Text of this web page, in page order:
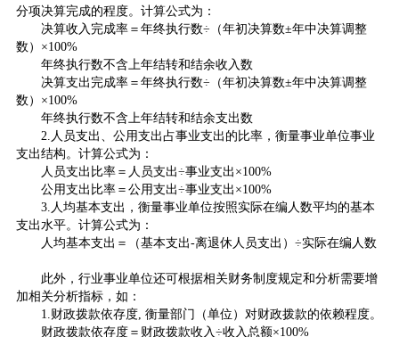
分项决算完成的程度。计算公式为：
决算收入完成率＝年终执行数÷（年初决算数±年中决算调整
数）×100%
年终执行数不含上年结转和结余收入数
决算支出完成率＝年终执行数÷（年初决算数±年中决算调整
数）×100%
年终执行数不含上年结转和结余支出数
2.人员支出、公用支出占事业支出的比率，衡量事业单位事业
支出结构。计算公式为：
人员支出比率＝人员支出÷事业支出×100%
公用支出比率＝公用支出÷事业支出×100%
3.人均基本支出，衡量事业单位按照实际在编人数平均的基本
支出水平。计算公式为：
人均基本支出＝（基本支出-离退休人员支出）÷实际在编人数
此外，行业事业单位还可根据相关财务制度规定和分析需要增
加相关分析指标，如：
1.财政拨款依存度, 衡量部门（单位）对财政拨款的依赖程度。
财政拨款依存度＝财政拨款收入÷收入总额×100%